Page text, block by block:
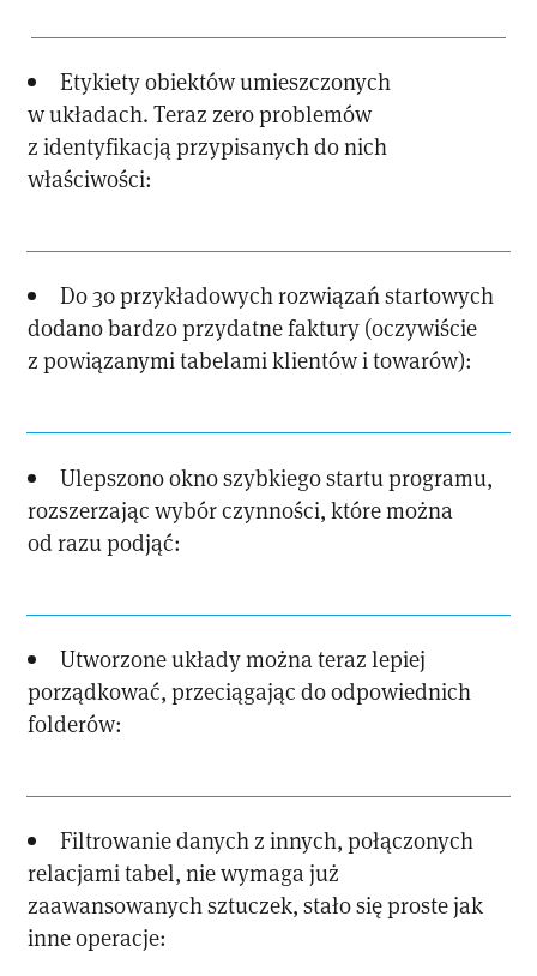
Etykiety obiektów umieszczonych
w układach. Teraz zero problemów
z identyfikacją przypisanych do nich
właściwości:
Do 30 przykładowych rozwiązań startowych
dodano bardzo przydatne faktury (oczywiście
z powiązanymi tabelami klientów i towarów):
Ulepszono okno szybkiego startu programu,
rozszerzając wybór czynności, które można
od razu podjąć:
Utworzone układy można teraz lepiej
porządkować, przeciągając do odpowiednich
folderów:
Filtrowanie danych z innych, połączonych
relacjami tabel, nie wymaga już
zaawansowanych sztuczek, stało się proste jak
inne operacje: